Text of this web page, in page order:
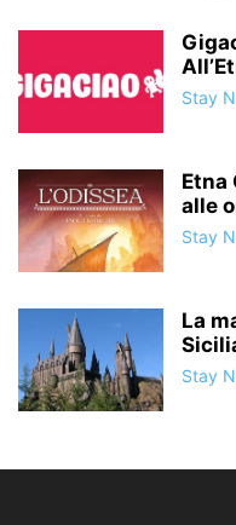
Stay
Etna
alle
Stay
La
Stay